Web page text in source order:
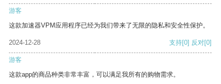
游客
这款加速器VPM应用程序已经为我们带来了无限的隐私和安全性保护。
2024-12-28 支持[0] 反对[0]
游客
这款app的商品种类非常丰富，可以满足我所有的购物需求。